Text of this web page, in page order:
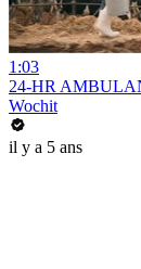
1:03
24-HR
Wochit
il y a 5 ans